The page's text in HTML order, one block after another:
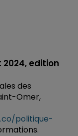
2024, edition
des
Omer,
politique-